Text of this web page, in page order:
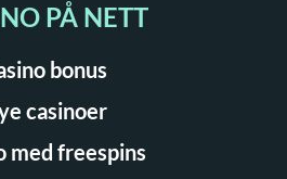
PÅ NETT
bonus
casinoer
med freespins